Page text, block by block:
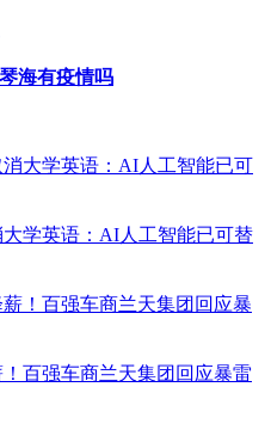
海有疫情吗
学英语：AI人工智能已可替
百强车商兰天集团回应暴雷